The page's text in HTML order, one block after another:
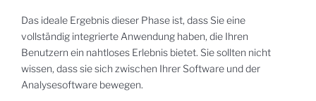
Das ideale Ergebnis dieser Phase ist, dass Sie eine
vollständig integrierte Anwendung haben, die Ihren
Benutzern ein nahtloses Erlebnis bietet. Sie sollten nicht
wissen, dass sie sich zwischen Ihrer Software und der
Analysesoftware bewegen.